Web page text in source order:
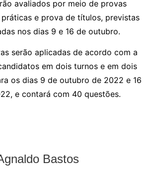
avaliados por meio de provas
e prova de títulos, previstas
nos dias 9 e 16 de outubro.
serão aplicadas de acordo com a
em dois turnos e em dois
os dias 9 de outubro de 2022 e 16
e contará com 40 questões.
Bastos